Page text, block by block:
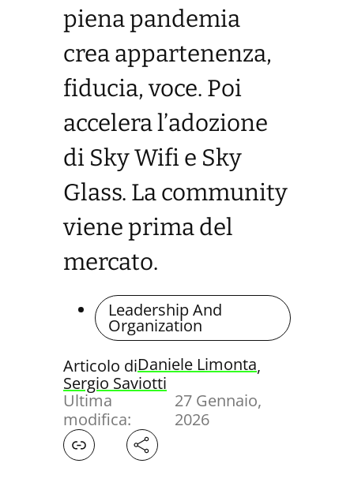
piena pandemia
crea appartenenza,
fiducia, voce. Poi
accelera l’adozione
di Sky Wifi e Sky
Glass. La community
viene prima del
mercato.
Leadership And
Organization
Articolo diDaniele Limonta,
Sergio Saviotti
Ultima
modifica:
27 Gennaio,
2026